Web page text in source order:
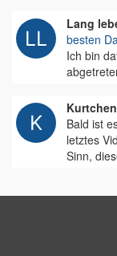
Lang
besten
Ich bin
Kurtchen
Bald ist
letztes
Sinn,